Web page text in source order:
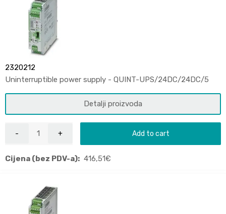
2320212
Uninterruptible power supply - QUINT-UPS/24DC/24DC/5
Detalji proizvoda
Add to cart
Cijena (bez PDV-a): 416,51€